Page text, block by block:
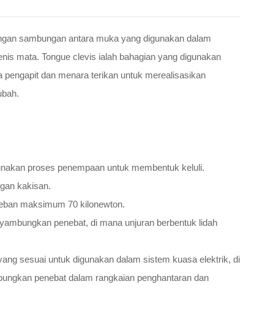
sambungan antara muka yang digunakan dalam
mata. Tongue clevis ialah bahagian yang digunakan
dan menara terikan untuk merealisasikan
proses penempaan untuk membentuk keluli.
kakisan.
maksimum 70 kilonewton.
penebat, di mana unjuran berbentuk lidah
sesuai untuk digunakan dalam sistem kuasa elektrik, di
penebat dalam rangkaian penghantaran dan